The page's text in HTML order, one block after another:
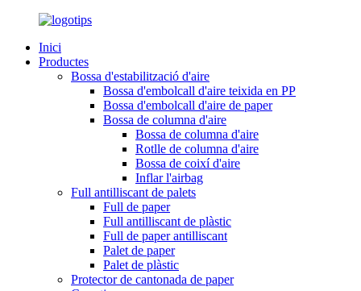
Inici
Productes
Bossa d'estabilització d'aire
Bossa d'embolcall d'aire teixida en PP
Bossa d'embolcall d'aire de paper
Bossa de columna d'aire
Bossa de columna d'aire
Rotlle de columna d'aire
Bossa de coixí d'aire
Inflar l'airbag
Full antilliscant de palets
Full de paper
Full antilliscant de plàstic
Full de paper antilliscant
Palet de paper
Palet de plàstic
Protector de cantonada de paper